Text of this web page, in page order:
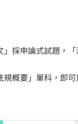
」採申論式試題，
規概要」單科，即